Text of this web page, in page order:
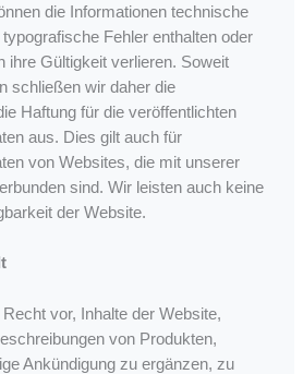
die Informationen technische
Fehler enthalten oder
ihre Gültigkeit verlieren. Soweit
schließen wir daher die
Haftung für die veröffentlichten
aus. Dies gilt auch für
von Websites, die mit unserer
sind. Wir leisten auch keine
der Website.
vor, Inhalte der Website,
von Produkten,
Ankündigung zu ergänzen, zu